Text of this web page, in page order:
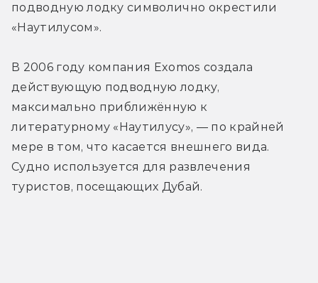
подводную лодку символично окрестили
«Наутилусом».
В 2006 году компания Exomos создала
действующую подводную лодку,
максимально приближённую к
литературному «Наутилусу», — по крайней
мере в том, что касается внешнего вида.
Судно используется для развлечения
туристов, посещающих Дубай.